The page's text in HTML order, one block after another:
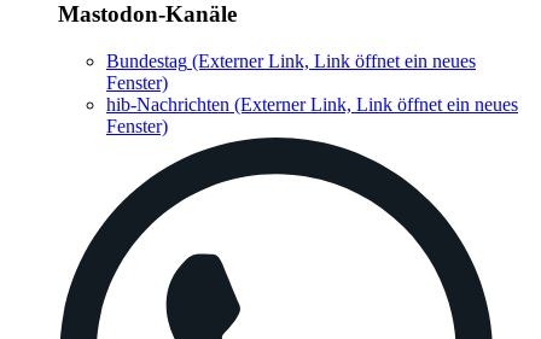
Mastodon-Kanäle
Bundestag (Externer Link, Link öffnet ein neues
Fenster)
hib-Nachrichten (Externer Link, Link öffnet ein neues
Fenster)